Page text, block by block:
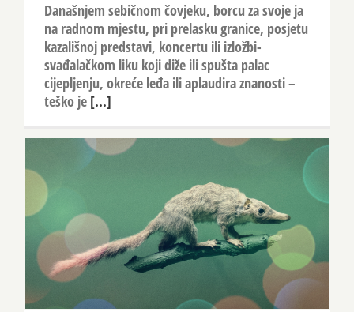
Današnjem sebičnom čovjeku, borcu za svoje ja
na radnom mjestu, pri prelasku granice, posjetu
kazališnoj predstavi, koncertu ili izložbi-
svađalačkom liku koji diže ili spušta palac
cijepljenju, okreće leđa ili aplaudira znanosti –
teško je [...]